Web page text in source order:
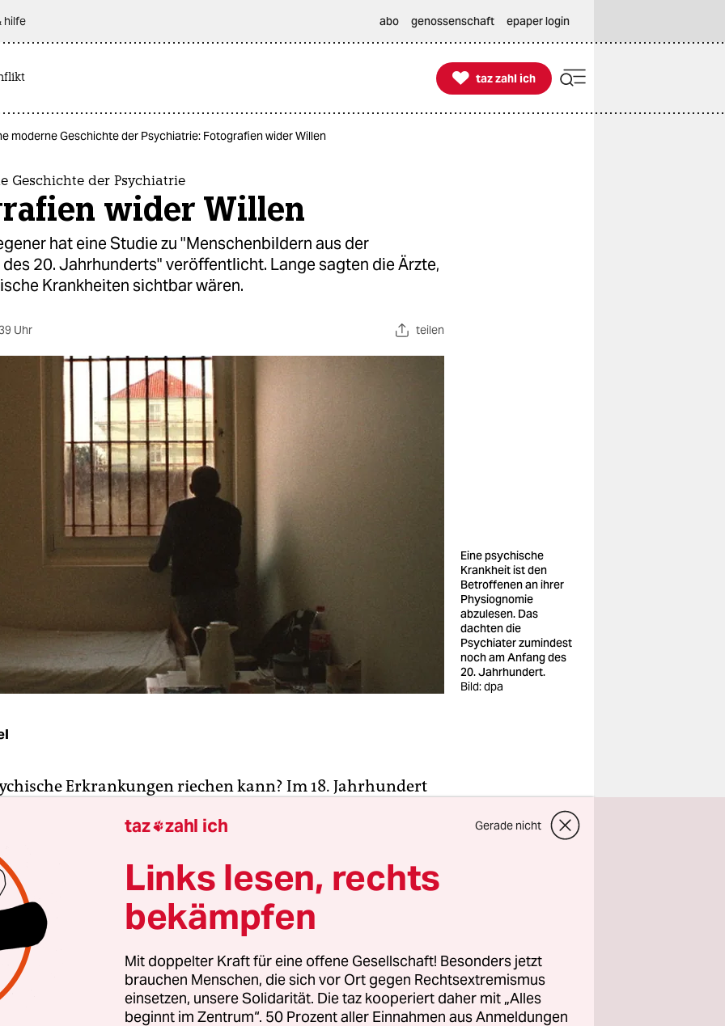
hilfe abo genossenschaft epaper login

taz zahl ich
taz zahl ich
moderne Geschichte der Psychiatrie: Fotografien wider Willen
Geschichte der Psychiatrie
wider Willen
hat eine Studie zu "Menschenbildern aus der
20. Jahrhunderts" veröffentlicht. Lange sagten die Ärzte,
Krankheiten sichtbar wären.
Uhr teilen
Eine psychische
Krankheit ist den
Betroffenen an ihrer
Physiognomie
abzulesen. Das
dachten die
Psychiater zumindest
noch am Anfang des
20. Jahrhundert.
Bild: dpa
Erkrankungen riechen kann? Im 18. Jahrhundert
Gerüche ausströmen. Kurz nach 1800 werden die
aber schließlich getauscht: Auf die Nase folgt
auf die psychiatrischen Schnüffeleien also der klinische Blick
hat nun über Wohl und Wehe des Seelenlebens zu
soll eine folgenreiche Grenze ziehen zwischen dem
und dem "Anormalen".
Karriere und nicht zuletzt der bemerkenswerten
Blicks seit dem Beginn der Moderne widmet die
taz zahl ich Gerade nicht
Links lesen, rechts
bekämpfen
Mit doppelter Kraft für eine offene Gesellschaft! Besonders jetzt
brauchen Menschen, die sich vor Ort gegen Rechtsextremismus
einsetzen, unsere Solidarität. Die taz kooperiert daher mit „Alles
beginnt im Zentrum“. 50 Prozent aller Einnahmen aus Anmeldungen